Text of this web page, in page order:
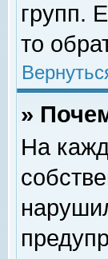
групп.
то
»
На